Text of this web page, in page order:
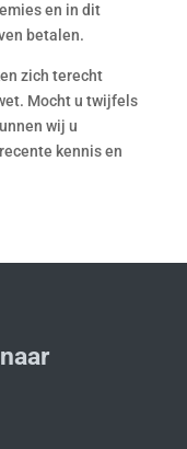
en in dit
betalen.
zich terecht
Mocht u twijfels
wij u
kennis en